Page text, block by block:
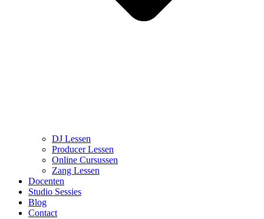
DJ Lessen
Producer Lessen
Online Cursussen
Zang Lessen
Docenten
Studio Sessies
Blog
Contact